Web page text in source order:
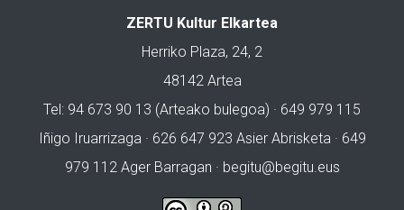
ZERTU Kultur Elkartea
Herriko Plaza, 24, 2
48142 Artea
Tel: 94 673 90 13 (Arteako bulegoa) · 649 979 115
Iñigo Iruarrizaga · 626 647 923 Asier Abrisketa · 649
979 112 Ager Barragan · begitu@begitu.eus